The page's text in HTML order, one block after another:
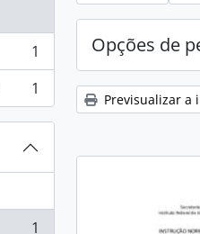
1
1
1
Opções de
Previsualizar a